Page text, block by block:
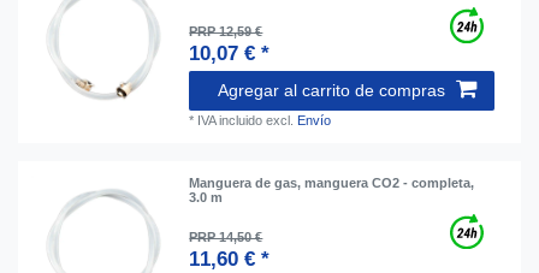
PRP 12,59 €
10,07 € *
Agregar al carrito de compras
* IVA incluido excl. Envío
Manguera de gas, manguera CO2 - completa,
3.0 m
PRP 14,50 €
11,60 € *